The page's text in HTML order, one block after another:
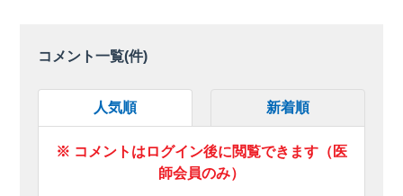
コメント一覧(件)
人気順 新着順
※ コメントはログイン後に閲覧できます（医
師会員のみ）